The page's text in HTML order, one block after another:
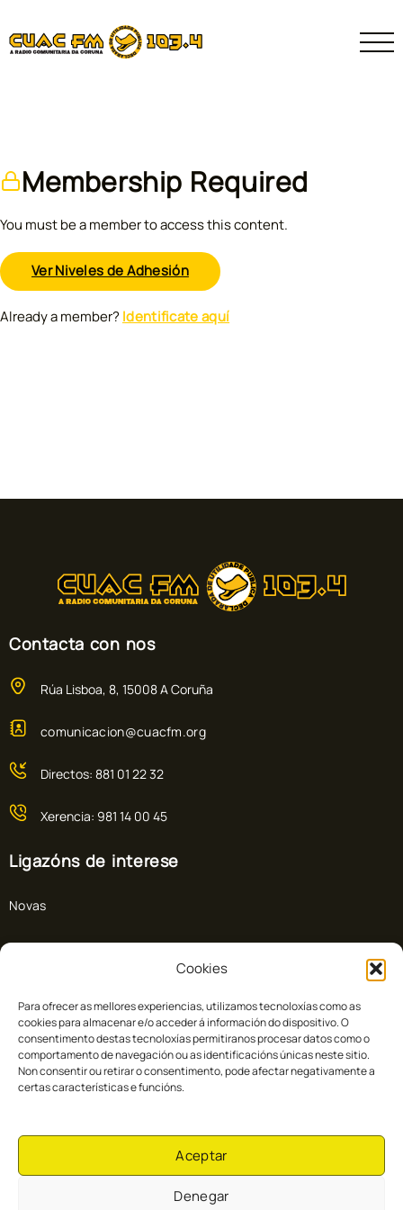
Cookies
Para ofrecer as mellores experiencias, utilizamos tecnoloxías como as
cookies para almacenar e/o acceder á información do dispositivo. O
consentimento destas tecnoloxías permitiranos procesar datos como o
comportamento de navegación ou as identificacións únicas neste sitio.
Non consentir ou retirar o consentimento, pode afectar negativamente a
certas características e funcións.
Aceptar
Denegar
Membership Required
You must be a member to access this content.
Ver Niveles de Adhesión
Already a member? Identificate aquí
Contacta con nos
Rúa Lisboa, 8, 15008 A Coruña
comunicacion@cuacfm.org
Directos: 881 01 22 32
Xerencia: 981 14 00 45
Ligazóns de interese
Novas
Preguntas frecuentes
Directo
Doazón